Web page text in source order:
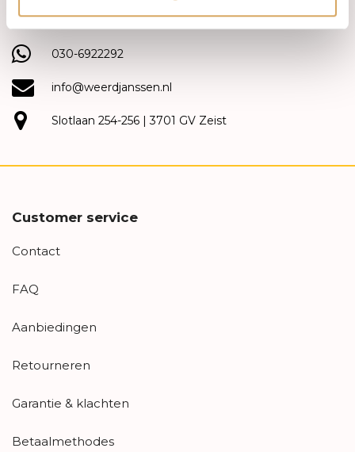
(030) 692 22 92
030-6922292
info@weerdjanssen.nl
Slotlaan 254-256 | 3701 GV Zeist
Customer service
Contact
FAQ
Aanbiedingen
Retourneren
Garantie & klachten
Betaalmethodes